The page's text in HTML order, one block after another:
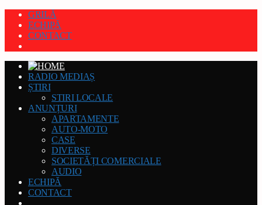
GRILĂ
ECHIPĂ
CONTACT
RADIO MEDIAȘ
ȘTIRI
STIRI LOCALE
ANUNȚURI
APARTAMENTE
AUTO-MOTO
CASE
DIVERSE
SOCIETĂȚI COMERCIALE
AUDIO
ECHIPĂ
CONTACT